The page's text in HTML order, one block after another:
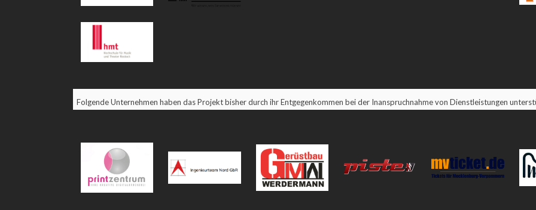
Folgende Unternehmen haben das Projekt bisher durch ihr Entgegenkommen bei der Inanspruchnahme von Dienstleistungen